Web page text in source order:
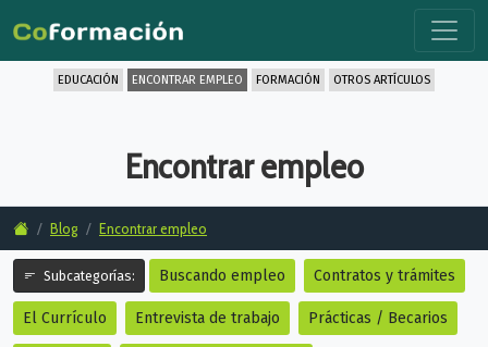
EDUCACIÓN ENCONTRAR EMPLEO FORMACIÓN OTROS ARTÍCULOS
Encontrar empleo
Blog Encontrar empleo
Subcategorías: Buscando empleo Contratos y trámites
El Currículo Entrevista de trabajo Prácticas / Becarios